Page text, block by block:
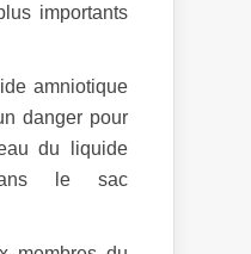
importants
amniotique
danger pour
du liquide
le sac